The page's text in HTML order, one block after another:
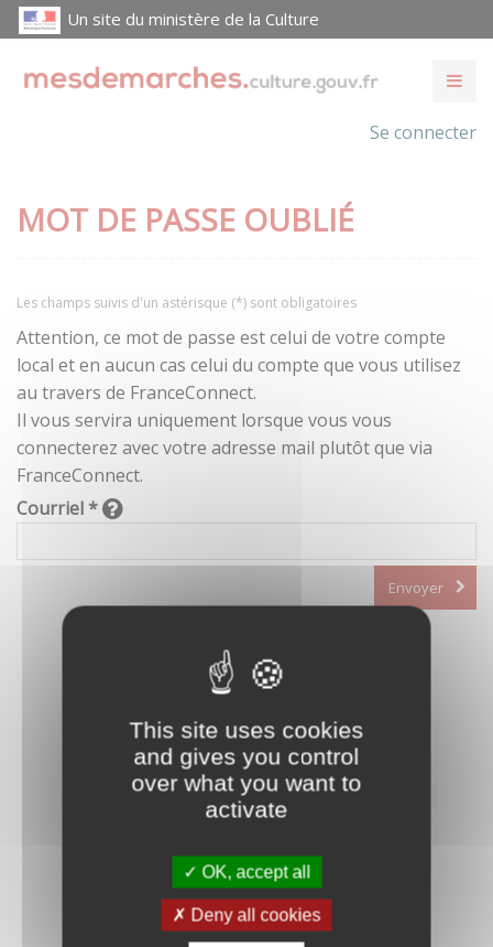
This site uses cookies
and gives you control
over what you want to
activate
OK, accept all
Deny all cookies
Un site du ministère de la Culture
Se connecter
MOT DE PASSE OUBLIÉ
Les champs suivis d'un astérisque (*) sont obligatoires
Attention, ce mot de passe est celui de votre compte
local et en aucun cas celui du compte que vous utilisez
au travers de FranceConnect.
Il vous servira uniquement lorsque vous vous
connecterez avec votre adresse mail plutôt que via
FranceConnect.
Courriel *
Envoyer